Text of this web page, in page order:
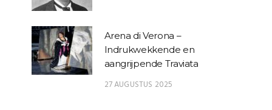
Arena di Verona –
Indrukwekkende en
aangrijpende Traviata
27 AUGUSTUS 2025